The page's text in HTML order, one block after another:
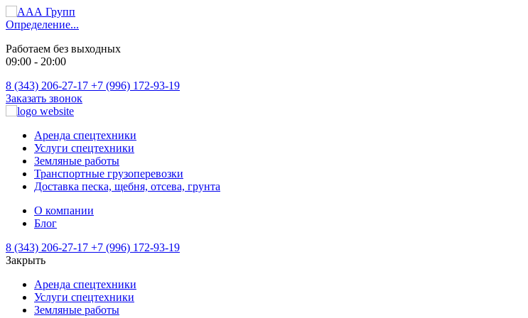
Определение...
Работаем без выходных
09:00 - 20:00
8 (343) 206-27-17 +7 (996) 172-93-19
Заказать звонок
Аренда спецтехники
Услуги спецтехники
Земляные работы
Транспортные грузоперевозки
Доставка песка, щебня, отсева, грунта
О компании
Блог
8 (343) 206-27-17 +7 (996) 172-93-19
Закрыть
Аренда спецтехники
Услуги спецтехники
Земляные работы